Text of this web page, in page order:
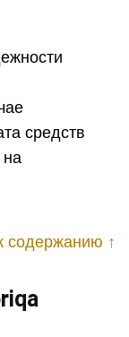
средств
на
содержанию ↑